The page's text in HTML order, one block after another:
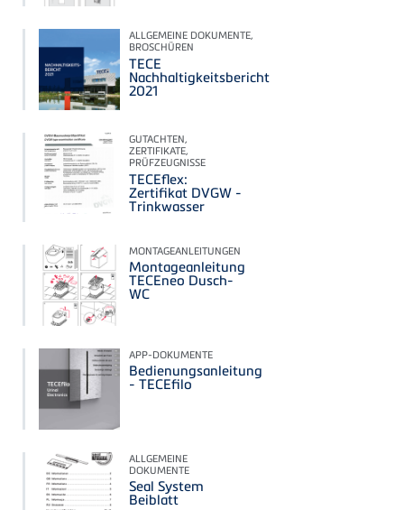
ALLGEMEINE DOKUMENTE,
BROSCHÜREN
TECE
Nachhaltigkeitsbericht
2021
GUTACHTEN,
ZERTIFIKATE,
PRÜFZEUGNISSE
TECEflex:
Zertifikat DVGW -
Trinkwasser
MONTAGEANLEITUNGEN
Montageanleitung
TECEneo Dusch-
WC
APP-DOKUMENTE
Bedienungsanleitung
- TECEfilo
ALLGEMEINE
DOKUMENTE
Seal System
Beiblatt